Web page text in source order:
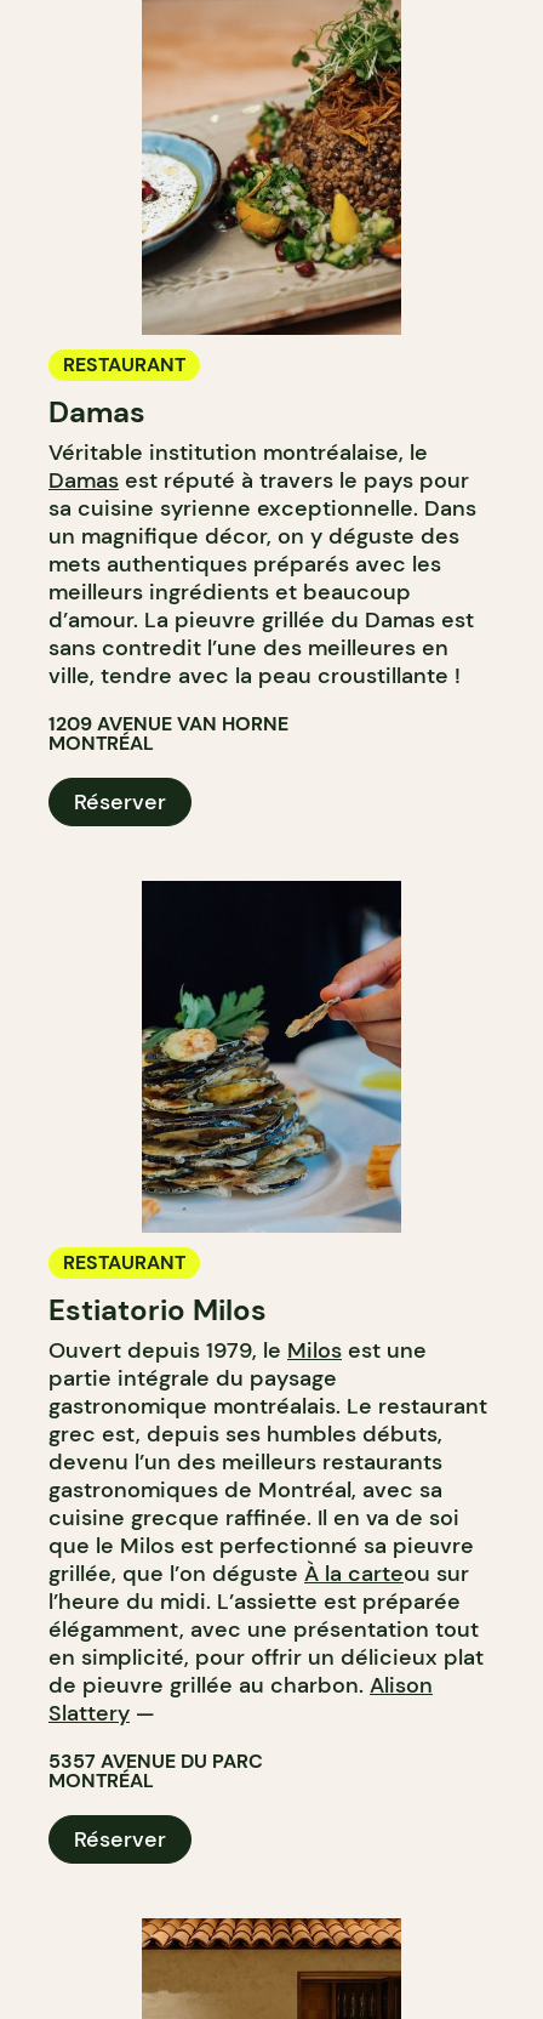
RESTAURANT
Damas
Véritable institution montréalaise, le
Damas est réputé à travers le pays pour
sa cuisine syrienne exceptionnelle. Dans
un magnifique décor, on y déguste des
mets authentiques préparés avec les
meilleurs ingrédients et beaucoup
d’amour. La pieuvre grillée du Damas est
sans contredit l’une des meilleures en
ville, tendre avec la peau croustillante !
1209 AVENUE VAN HORNE
MONTRÉAL
Réserver
RESTAURANT
Estiatorio Milos
Ouvert depuis 1979, le Milos est une
partie intégrale du paysage
gastronomique montréalais. Le restaurant
grec est, depuis ses humbles débuts,
devenu l’un des meilleurs restaurants
gastronomiques de Montréal, avec sa
cuisine grecque raffinée. Il en va de soi
que le Milos est perfectionné sa pieuvre
grillée, que l’on déguste À la carteou sur
l’heure du midi. L’assiette est préparée
élégamment, avec une présentation tout
en simplicité, pour offrir un délicieux plat
de pieuvre grillée au charbon. Alison
Slattery —
5357 AVENUE DU PARC
MONTRÉAL
Réserver